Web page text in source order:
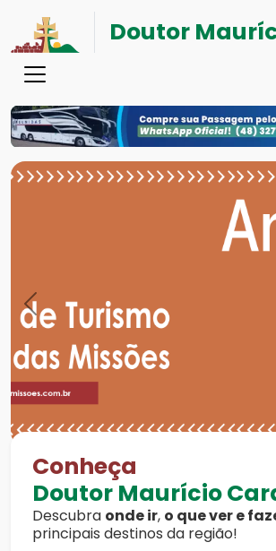
Doutor
Previous
Conheça
Doutor Maurício
Descubra onde ir, o que ver e
principais destinos da região!